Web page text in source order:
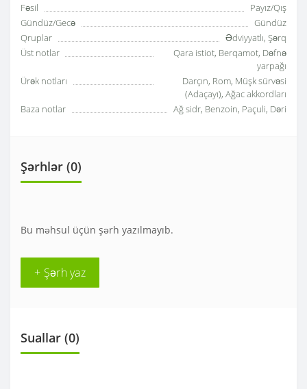
Fəsil
Payız/Qış
Gündüz/Gecə
Gündüz
Qruplar
Ədviyyatlı, Şərq
Üst notlar
Qara istiot, Berqamot, Dəfnə
yarpağı
Ürək notları
Darçın, Rom, Müşk sürvəsi
(Adaçayı), Ağac akkordları
Baza notlar
Ağ sidr, Benzoin, Paçuli, Dəri
Şərhlər (0)
Bu məhsul üçün şərh yazılmayıb.
+ Şərh yaz
Suallar (0)